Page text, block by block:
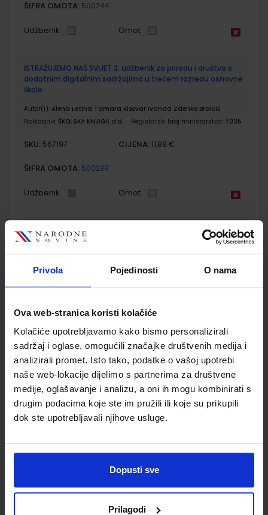
Privola Pojedinosti O nama
Ova web-stranica koristi kolačiće
Kolačiće upotrebljavamo kako bismo personalizirali
sadržaj i oglase, omogućili značajke društvenih medija i
analizirali promet. Isto tako, podatke o vašoj upotrebi
naše web-lokacije dijelimo s partnerima za društvene
medije, oglašavanje i analizu, a oni ih mogu kombinirati s
drugim podacima koje ste im pružili ili koje su prikupili
dok ste upotrebljavali njihove usluge.
Dopusti sve
Prilagodi
ŠIFRA OMOTA: 500744
Udžbenik Omot
ISTRAŽUJEMO NAŠ SVIJET 3; udžbenik za prirodu i društvo s
dodatnim digitalnim sadržajima u trećem razredu osnovne
škole
Autor(i): Alena Letina Tamara Kisovar Ivanda Zdenko Braičić
Nakladnik: ŠKOLSKA KNJIGA d.d. Registarski broj ministarstva: 7035
SKU: 567197 CIJENA: 11,88 €
ŠIFRA OMOTA: 500239
Udžbenik Omot
ISTRAŽUJEMO NAŠ SVIJET 3; radna bilježnica za prirodu i
društvo u trećem razredu osnovne škole
Nakladnik:ŠKOLSKA KNJIGA d.d.
Registarski broj ministarstva:
ŠIFRA OMOTA: 500239
Udžbenik
ISTRAŽUJEMO NAŠ SVIJET 3; nastavni listići za prirodu i
društvo u trećem razredu osnovne škole
Autor(i):Majda Bučanac
7035-DOM3
CIJENA: 10,00 €
ŠIFRA OMOTA: